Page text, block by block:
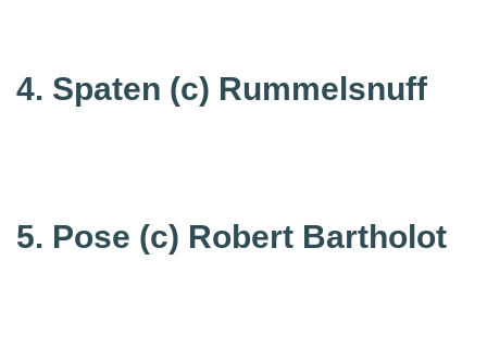
4. Spaten (c) Rummelsnuff
5. Pose (c) Robert Bartholot